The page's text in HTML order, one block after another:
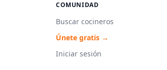
COMUNIDAD
Buscar cocineros
Únete gratis →
Iniciar sesión